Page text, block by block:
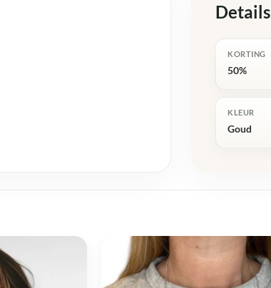
Details
KORTING
50%
KLEUR
Goud